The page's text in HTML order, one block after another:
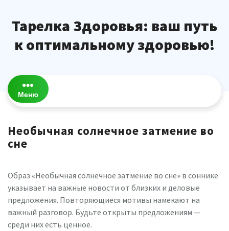
содержимому
Тарелка Здоровья: ваш путь
к оптимальному здоровью!
Меню
Необычная солнечное затмение во
сне
Образ «Необычная солнечное затмение во сне» в соннике
указывает на важные новости от близких и деловые
предложения. Повторяющиеся мотивы намекают на
важный разговор. Будьте открыты предложениям —
среди них есть ценное.